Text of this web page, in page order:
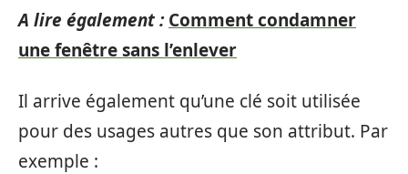
A lire également : Comment condamner
une fenêtre sans l’enlever
Il arrive également qu’une clé soit utilisée
pour des usages autres que son attribut. Par
exemple :